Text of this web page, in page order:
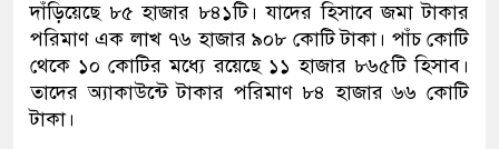
দাঁড়িয়েছে ৮৫ হাজার ৮৪১টি। যাদের হিসাবে জমা টাকার
পরিমাণ এক লাখ ৭৬ হাজার ৯০৮ কোটি টাকা। পাঁচ কোটি
থেকে ১০ কোটির মধ্যে রয়েছে ১১ হাজার ৮৬৫টি হিসাব।
তাদের অ্যাকাউন্টে টাকার পরিমাণ ৮৪ হাজার ৬৬ কোটি
টাকা।